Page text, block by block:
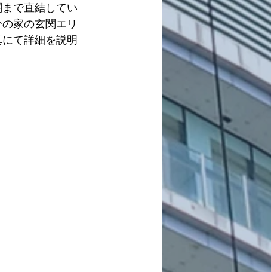
で直結してい
家の玄関エリ
て詳細を説明